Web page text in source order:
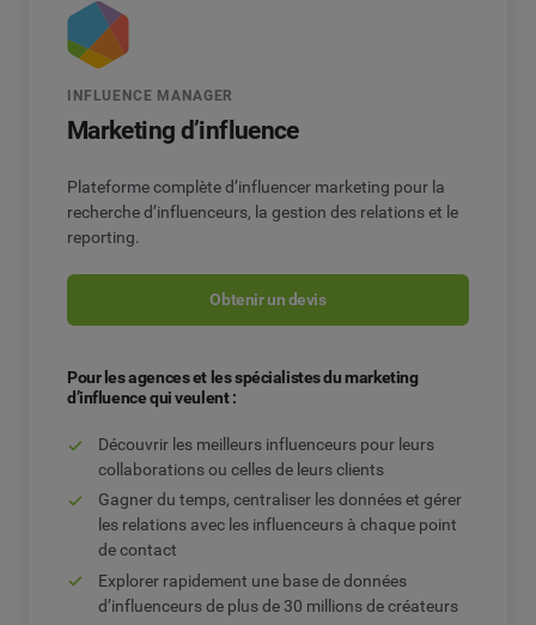
INFLUENCE MANAGER
Marketing d’influence
Plateforme complète d’influencer marketing pour la
recherche d’influenceurs, la gestion des relations et le
reporting.
Obtenir un devis
Pour les agences et les spécialistes du marketing
d’influence qui veulent :
Découvrir les meilleurs influenceurs pour leurs
collaborations ou celles de leurs clients
Gagner du temps, centraliser les données et gérer
les relations avec les influenceurs à chaque point
de contact
Explorer rapidement une base de données
d’influenceurs de plus de 30 millions de créateurs